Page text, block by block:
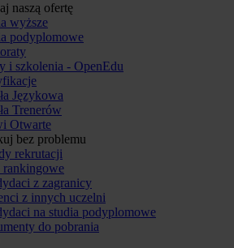
naszą ofertę
wyższe
podyplomowe
i szkolenia - OpenEdu
Językowa
Trenerów
Otwarte
bez problemu
rekrutacji
rankingowe
z zagranicy
z innych uczelni
na studia podyplomowe
do pobrania